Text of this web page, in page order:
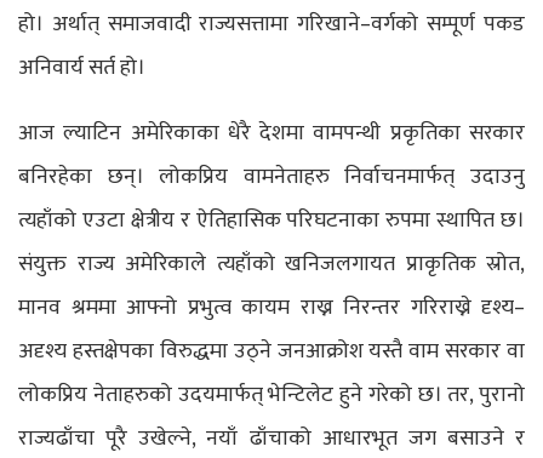
हो। अर्थात् समाजवादी राज्यसत्तामा गरिखाने–वर्गको सम्पूर्ण पकड
अनिवार्य सर्त हो।
आज ल्याटिन अमेरिकाका धेरै देशमा वामपन्थी प्रकृतिका सरकार
बनिरहेका छन्। लोकप्रिय वामनेताहरु निर्वाचनमार्फत् उदाउनु
त्यहाँको एउटा क्षेत्रीय र ऐतिहासिक परिघटनाका रुपमा स्थापित छ।
संयुक्त राज्य अमेरिकाले त्यहाँको खनिजलगायत प्राकृतिक स्रोत,
मानव श्रममा आफ्नो प्रभुत्व कायम राख्न निरन्तर गरिराख्ने दृश्य–
अदृश्य हस्तक्षेपका विरुद्धमा उठ्ने जनआक्रोश यस्तै वाम सरकार वा
लोकप्रिय नेताहरुको उदयमार्फत् भेन्टिलेट हुने गरेको छ। तर, पुरानो
राज्यढाँचा पूरै उखेल्ने, नयाँ ढाँचाको आधारभूत जग बसाउने र